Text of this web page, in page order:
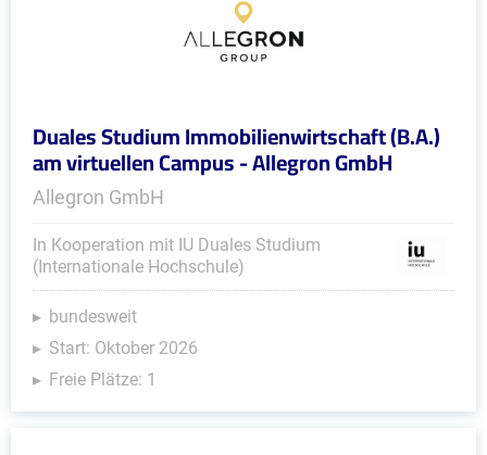
Duales Studium Immobilienwirtschaft (B.A.)
am virtuellen Campus - Allegron GmbH
Allegron GmbH
In Kooperation mit IU Duales Studium
(Internationale Hochschule)
bundesweit
Start: Oktober 2026
Freie Plätze: 1